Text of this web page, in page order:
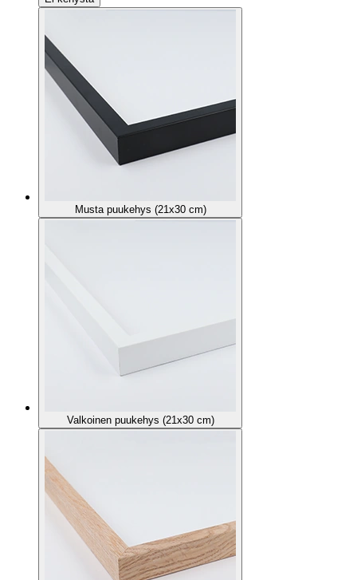
Musta puukehys (21x30 cm)
Valkoinen puukehys (21x30 cm)